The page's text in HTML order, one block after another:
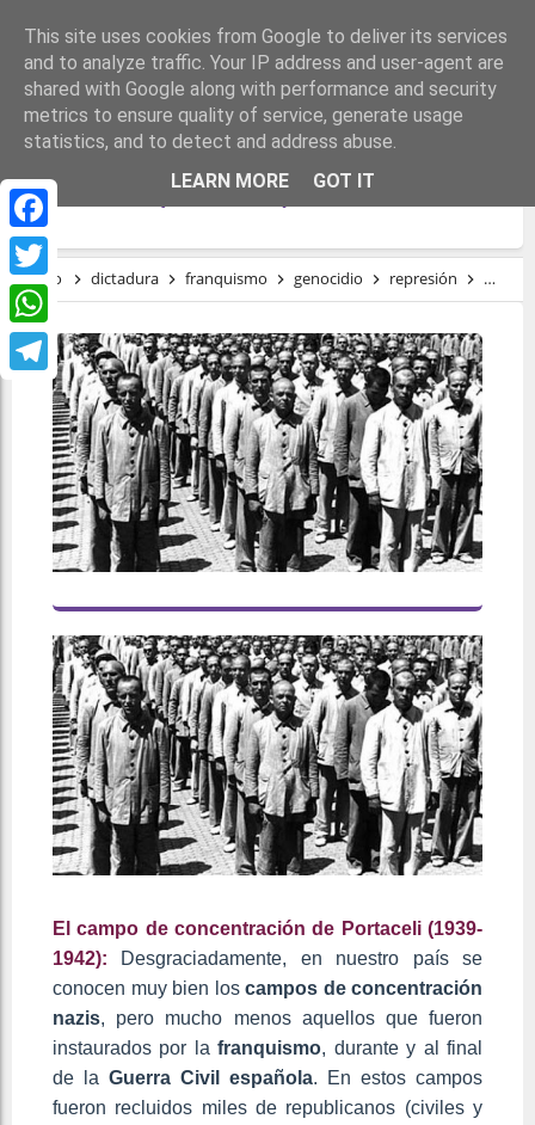
Facebook
Twitter
WhatsApp
Telegram
EL CAMPO DE CONCENTRACIÓN DE
PORTACELI (1939-1942)
Inicio dictadura franquismo genocidio represión
El campo de concentración de Portaceli (1939-
1942): Desgraciadamente, en nuestro país se
conocen muy bien los campos de concentración
nazis, pero mucho menos aquellos que fueron
instaurados por lafranquismo, durante y al final
de la Guerra Civil española. En estos campos
fueron recluidos miles de republicanos (civiles y
This site uses cookies from Google to deliver its services
and to analyze traffic. Your IP address and user-agent are
shared with Google along with performance and security
metrics to ensure quality of service, generate usage
statistics, and to detect and address abuse.
LEARN MORE
GOT IT